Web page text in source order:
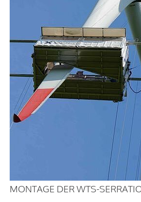
MONTAGE DER WTS-